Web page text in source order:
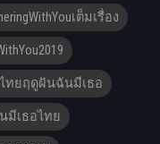
เต็มเรื่อง
ไทยฤดูฝันฉันมีเธอ
มีเธอไทย